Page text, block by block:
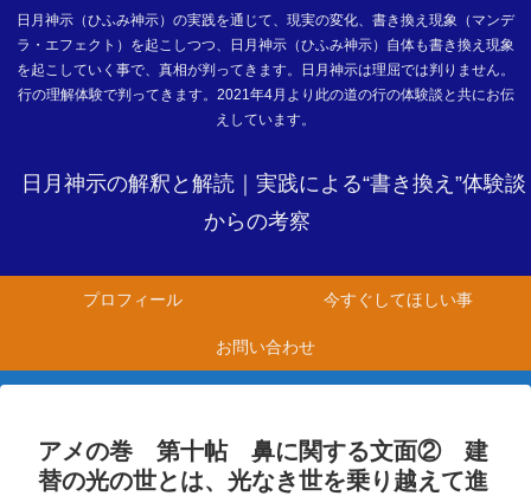
日月神示（ひふみ神示）の実践を通じて、現実の変化、書き換え現象（マンデ
ラ・エフェクト）を起こしつつ、日月神示（ひふみ神示）自体も書き換え現象
を起こしていく事で、真相が判ってきます。日月神示は理屈では判りません。
行の理解体験で判ってきます。2021年4月より此の道の行の体験談と共にお伝
えしています。
日月神示の解釈と解読｜実践による“書き換え”体験談
からの考察
プロフィール 今すぐしてほしい事
お問い合わせ
アメの巻 第十帖 鼻に関する文面② 建
替の光の世とは、光なき世を乗り越えて進